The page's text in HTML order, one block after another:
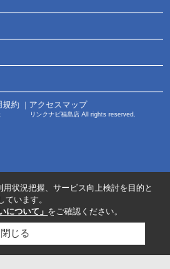
規約 アクセスマップ
社 リンクナビ福島店 All rights reserved.
状況把握、サービス向上検討を目的と
います。
について」 をご確認ください。
閉じる